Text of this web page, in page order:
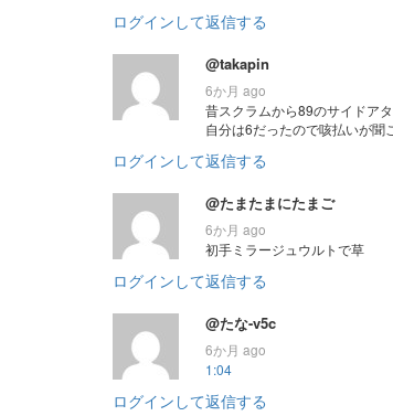
ログインして返信する
@takapin
6か月 ago
昔スクラムから89のサイドア
自分は6だったので咳払いが聞
ログインして返信する
@たまたまにたまご
6か月 ago
初手ミラージュウルトで草
ログインして返信する
@たな-v5c
6か月 ago
1:04
ログインして返信する